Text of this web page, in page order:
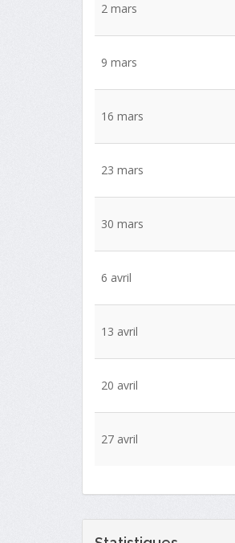
2 mars
9 mars
16 mars
23 mars
30 mars
6 avril
13 avril
20 avril
27 avril